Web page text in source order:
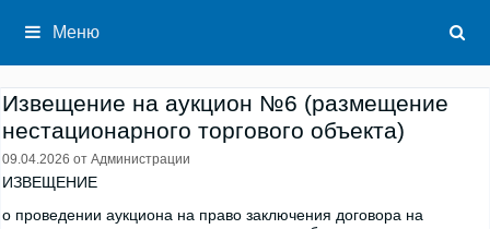
содержимому
Меню
Извещение на аукцион №6 (размещение
нестационарного торгового объекта)
09.04.2026 от Администрации
ИЗВЕЩЕНИЕ
о проведении аукциона на право заключения договора на